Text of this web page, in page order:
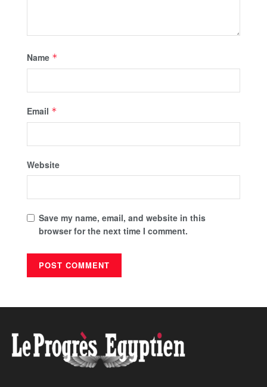
Name *
Email *
Website
Save my name, email, and website in this
browser for the next time I comment.